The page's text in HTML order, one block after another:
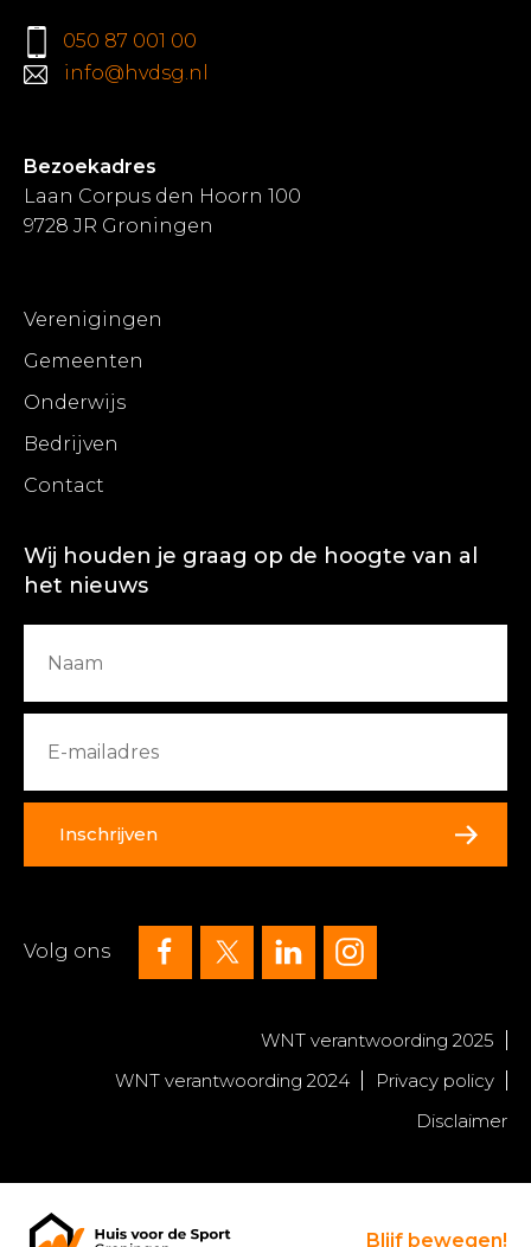
050 87 001 00
info@hvdsg.nl
Bezoekadres
Laan Corpus den Hoorn 100
9728 JR Groningen
Verenigingen
Gemeenten
Onderwijs
Bedrijven
Contact
Wij houden je graag op de hoogte van al
het nieuws
Inschrijven
Volg ons
WNT verantwoording 2025
WNT verantwoording 2024
Privacy policy
Disclaimer
Blijf bewegen!